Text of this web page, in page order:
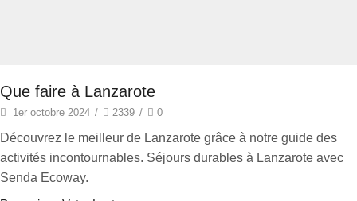
Que faire à Lanzarote
1er octobre 2024 / 2339 / 0
Découvrez le meilleur de Lanzarote grâce à notre guide des
activités incontournables. Séjours durables à Lanzarote avec
Senda Ecoway.